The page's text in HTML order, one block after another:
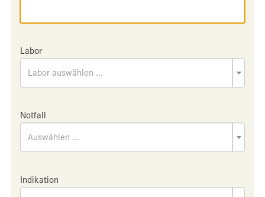
Labor
Labor auswählen ...
Notfall
Auswählen ...
Indikation